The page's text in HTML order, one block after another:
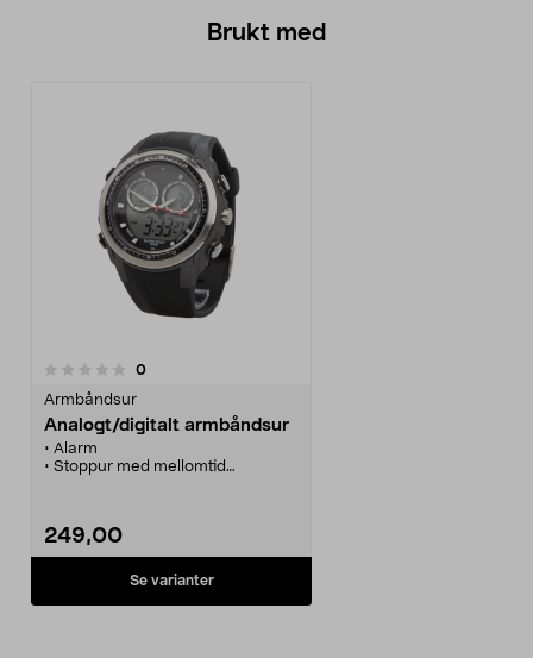
Brukt med
0anmeldelser
Armbåndsur
Analogt/digitalt armbåndsur
• Alarm
• Stoppur med mellomtid
• Vannbeskyttet 10ATM
• Diam. 48 mm
• Batteritype CR2025 og SR626
249,00
Se varianter